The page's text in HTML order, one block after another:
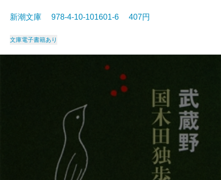
新潮文庫 978-4-10-101601-6 407円
文庫電子書籍あり